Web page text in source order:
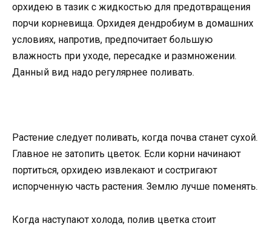
орхидею в тазик с жидкостью для предотвращения
порчи корневища. Орхидея дендробиум в домашних
условиях, напротив, предпочитает большую
влажность при уходе, пересадке и размножении.
Данный вид надо регулярнее поливать.
Растение следует поливать, когда почва станет сухой.
Главное не затопить цветок. Если корни начинают
портиться, орхидею извлекают и состригают
испорченную часть растения. Землю лучше поменять.
Когда наступают холода, полив цветка стоит